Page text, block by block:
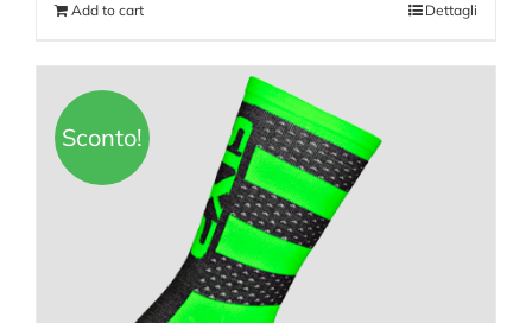
Add to cart Dettagli
Sconto!